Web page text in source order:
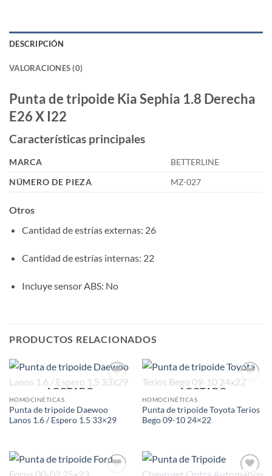
DESCRIPCIÓN
VALORACIONES (0)
Punta de tripoide Kia Sephia 1.8 Derecha
E26 X I22
Características principales
MARCA
BETTERLINE
NÚMERO DE PIEZA
MZ-027
Otros
Cantidad de estrías externas: 26
Cantidad de estrías internas: 22
Incluye sensor ABS: No
PRODUCTOS RELACIONADOS
AGOTADO
HOMOCINÉTICAS
Punta de tripoide Daewoo
Lanos 1.6 / Espero 1.5 33×29
AGOTADO
HOMOCINÉTICAS
Punta de tripoide Toyota Terios
Bego 09-10 24×22